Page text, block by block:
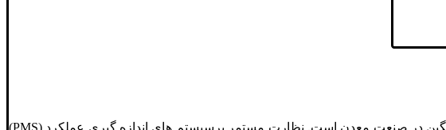
انواع ماشین های کمپرسی درمقاله کمپرس سازی یکی از پرکاربردترین و پرمصرف ترین تجهیزات حمل و نقل زمینی سنگین در صنعت معدن است. نظارت مستمر برسیستم های اندازه گیری عملکرد (PMS)